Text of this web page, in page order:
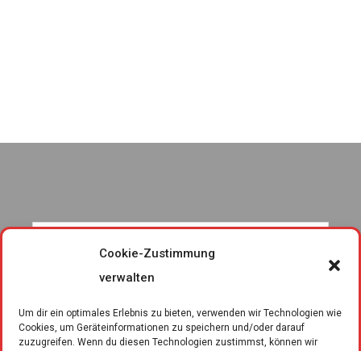
Cookie-Zustimmung
verwalten
Um dir ein optimales Erlebnis zu bieten, verwenden wir Technologien wie
Cookies, um Geräteinformationen zu speichern und/oder darauf
zuzugreifen. Wenn du diesen Technologien zustimmst, können wir